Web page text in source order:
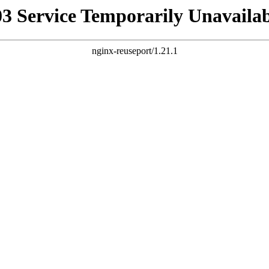
Service Temporarily
nginx-reuseport/1.21.1